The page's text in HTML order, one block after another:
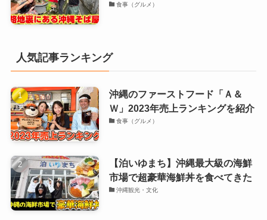
食事（グルメ）
人気記事ランキング
沖縄のファーストフード「Ａ＆
Ｗ」2023年売上ランキングを紹介
食事（グルメ）
【泊いゆまち】沖縄最大級の海鮮
市場で超豪華海鮮丼を食べてきた
沖縄観光・文化